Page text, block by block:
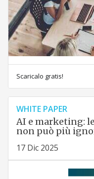
Scaricalo gratis!
WHITE PAPER
AI e marketing:
non può più
17 Dic 2025